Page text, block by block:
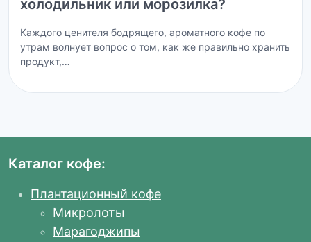
холодильник или морозилка?
Каждого ценителя бодрящего, ароматного кофе по
утрам волнует вопрос о том, как же правильно хранить
продукт,…
Каталог кофе:
Плантационный кофе
Микролоты
Марагоджипы